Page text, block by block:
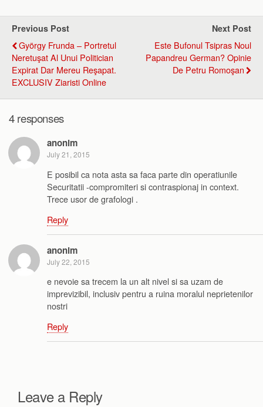
Previous Post
György Frunda – Portretul
Neretuşat Al Unui Politician
Expirat Dar Mereu Reşapat.
EXCLUSIV Ziaristi Online
Next Post
Este Bufonul Tsipras Noul
Papandreu German? Opinie
De Petru Romoşan
4 responses
anonim
July 21, 2015
E posibil ca nota asta sa faca parte din operatiunile
Securitatii -compromiteri si contraspionaj in context.
Trece usor de grafologi .
Reply
anonim
July 22, 2015
e nevoie sa trecem la un alt nivel si sa uzam de
imprevizibil, inclusiv pentru a ruina moralul neprietenilor
nostri
Reply
Leave a Reply